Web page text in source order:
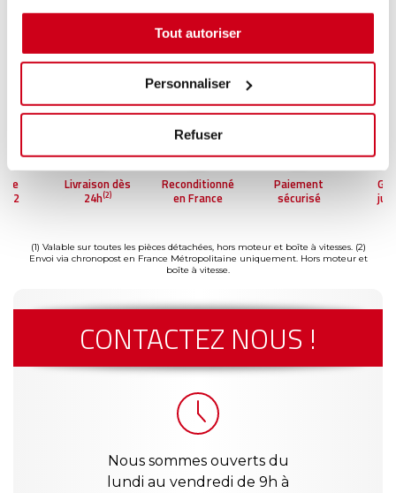
Tout autoriser
Personnaliser
Refuser
2
Livraison dès
24h(2)
Reconditionné
en France
Paiement
sécurisé
(1) Valable sur toutes les pièces détachées, hors moteur et boîte à vitesses. (2)
Envoi via chronopost en France Métropolitaine uniquement. Hors moteur et
boîte à vitesse.
CONTACTEZ NOUS !
Nous sommes ouverts du
lundi au vendredi de 9h à